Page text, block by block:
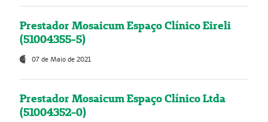
Prestador Mosaicum Espaço Clínico Eireli
(51004355-5)
07 de Maio de 2021
Prestador Mosaicum Espaço Clínico Ltda
(51004352-0)